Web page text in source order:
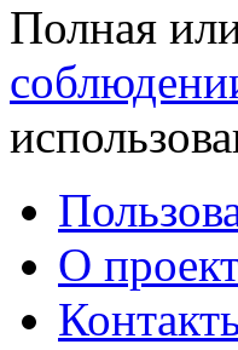
Полная
О